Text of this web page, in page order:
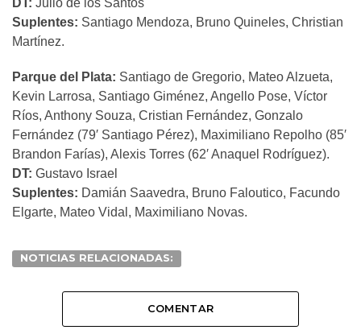
Suplentes: Santiago Mendoza, Bruno Quineles, Christian
Martínez.
Parque del Plata: Santiago de Gregorio, Mateo Alzueta,
Kevin Larrosa, Santiago Giménez, Angello Pose, Víctor
Ríos, Anthony Souza, Cristian Fernández, Gonzalo
Fernández (79′ Santiago Pérez), Maximiliano Repolho (85′
Brandon Farías), Alexis Torres (62′ Anaquel Rodríguez).
DT: Gustavo Israel
Suplentes: Damián Saavedra, Bruno Faloutico, Facundo
Elgarte, Mateo Vidal, Maximiliano Novas.
NOTICIAS RELACIONADAS:
COMENTAR